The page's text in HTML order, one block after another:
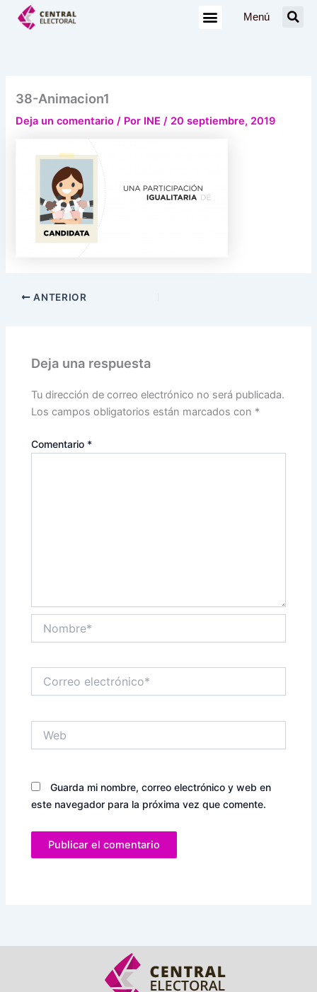
Menú
38-Animacion1
Deja un comentario / Por INE/ 20 septiembre, 2019
ANTERIOR
Deja una respuesta
Tu dirección de correo electrónico no será publicada.
Los campos obligatorios están marcados con *
Comentario *
electrónico*
Guarda mi nombre, correo electrónico y web en
este navegador para la próxima vez que comente.